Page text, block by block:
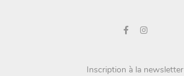
Inscription à la newsletter